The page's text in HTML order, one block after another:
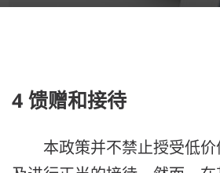
4 馈赠和接待
本政策并不禁止授受低价